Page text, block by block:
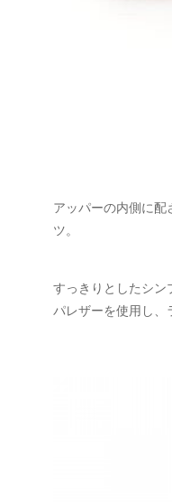
アッパーの内側に
ツ。
すっきりとしたシン
パレザーを使用し、